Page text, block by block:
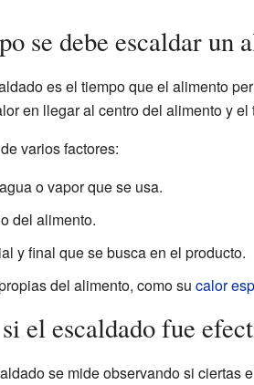
se debe escaldar un
es el tiempo que el alimento
en llegar al centro del alimento y
varios factores:
o vapor que se usa.
del alimento.
y final que se busca en el producto.
del alimento, como su calor
el escaldado fue
se mide observando si ciertas